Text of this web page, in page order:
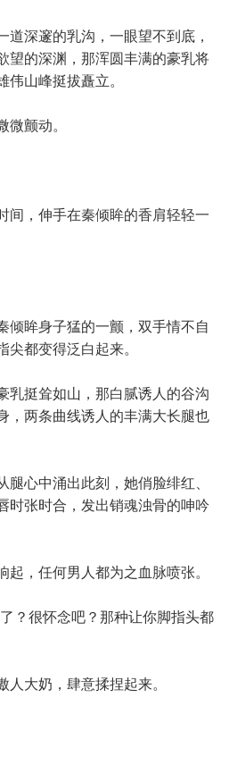
道深邃的乳沟，一眼望不到底，
望的深渊，那浑圆丰满的豪乳将
伟山峰挺拔矗立。
微颤动。
间，伸手在秦倾眸的香肩轻轻一
倾眸身子猛的一颤，双手情不自
尖都变得泛白起来。
乳挺耸如山，那白腻诱人的谷沟
，两条曲线诱人的丰满大长腿也
心中涌出此刻，她俏脸绯红、
时张时合，发出销魂浊骨的呻吟
起，任何男人都为之血脉喷张。
？很怀念吧？那种让你脚指头都
大奶，肆意揉捏起来。